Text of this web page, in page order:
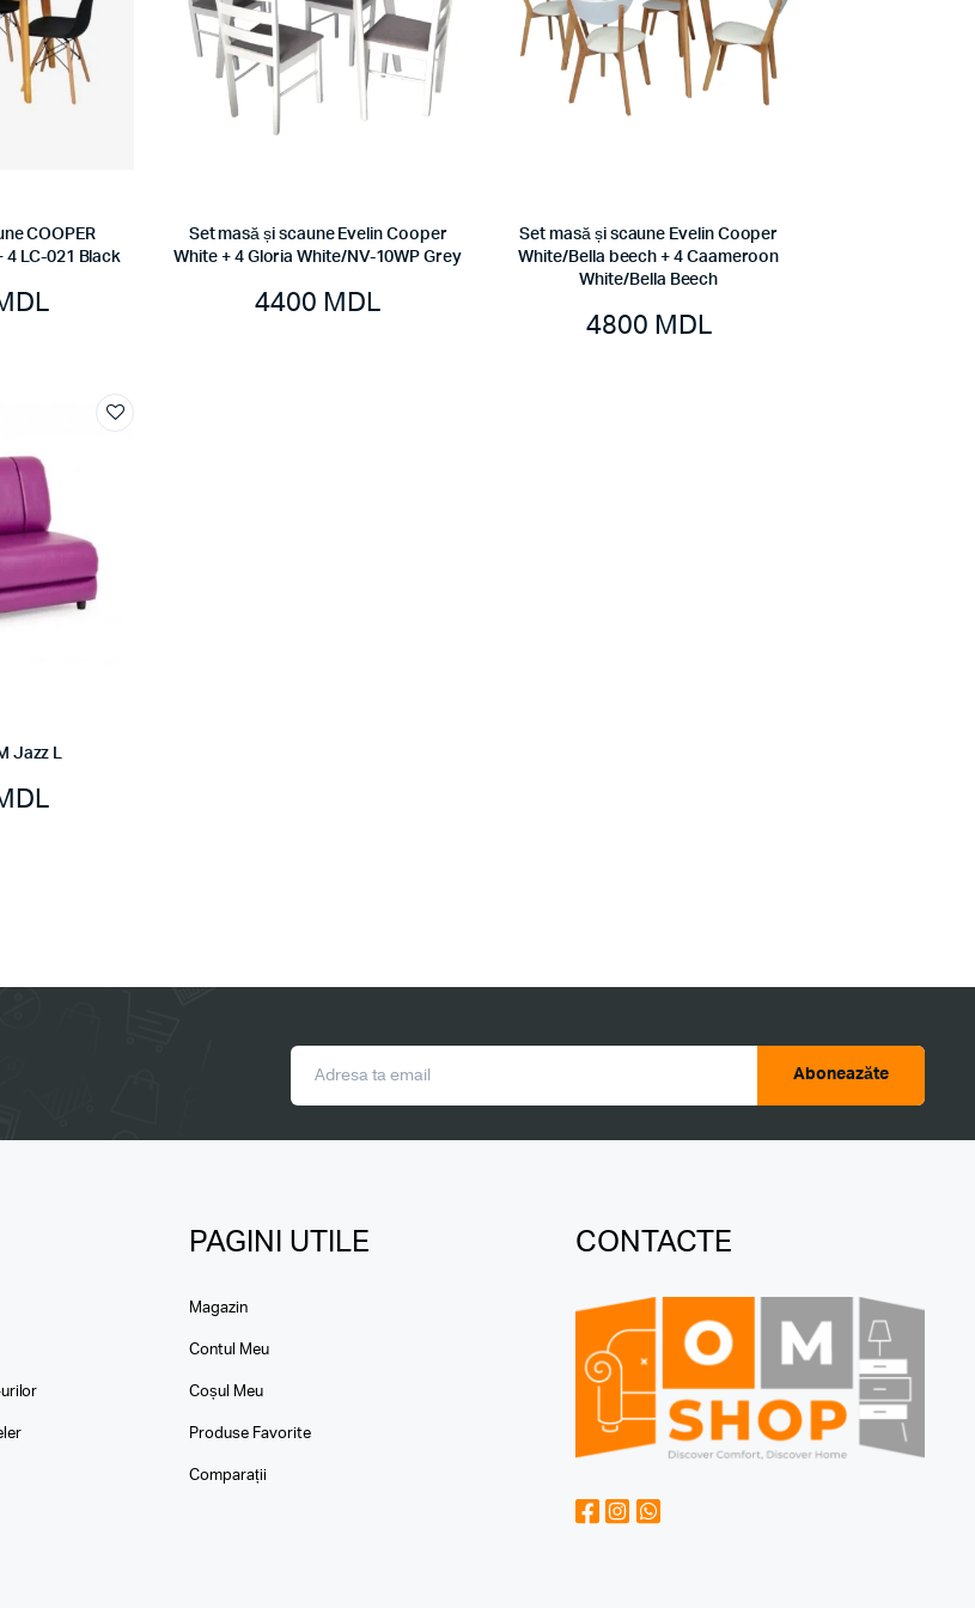
COOPER
4 LC-021 Black
Set masă și scaune Evelin Cooper
White + 4 Gloria White/NV-10WP Grey
4400 MDL
Set masă și scaune Evelin Cooper
White/Bella beech + 4 Caameroon
White/Bella Beech
4800 MDL
Jazz L
Aboneazăte
PAGINI UTILE
Magazin
Contul Meu
Coșul Meu
Produse Favorite
Comparații
CONTACTE